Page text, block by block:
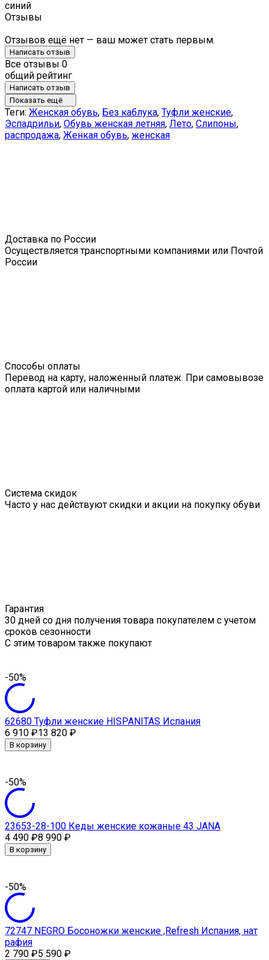
синий
Отзывы
Отзывов ещё нет — ваш может стать первым.
Написать отзыв
Все отзывы 0
общий рейтинг
Написать отзыв
Показать ещё
Теги: Женская обувь, Без каблука, Туфли женские,
Эспадрильи, Обувь женская летняя, Лето, Слипоны,
распродажа, Женкая обувь, женская
Доставка по России
Осуществляется транспортными компаниями или Почтой
России
Способы оплаты
Перевод на карту, наложенный платеж. При самовывозе
оплата картой или наличными
Система скидок
Часто у нас действуют скидки и акции на покупку обуви
Гарантия
30 дней со дня получения товара покупателем с учетом
сроков сезонности
C этим товаром также покупают
-50%
62680 Туфли женские HISPANITAS Испания
6 910 ₽13 820 ₽
В корзину
-50%
23653-28-100 Кеды женские кожаные 43 JANA
4 490 ₽8 990 ₽
В корзину
-50%
72747 NEGRO Босоножки женские ,Refresh Испания, нат
рафия
2 790 ₽5 590 ₽